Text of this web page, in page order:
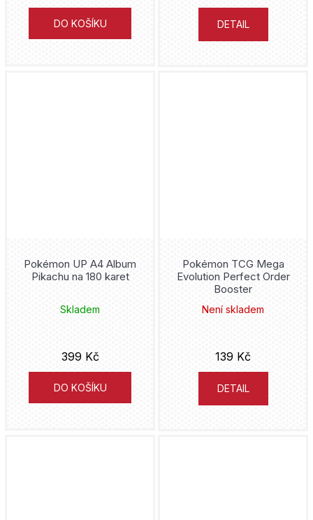
DO KOŠÍKU DETAIL
Pokémon UP A4 Album
Pikachu na 180 karet
Skladem
399 Kč
DO KOŠÍKU
Pokémon TCG Mega
Evolution Perfect Order
Booster
Není skladem
139 Kč
DETAIL